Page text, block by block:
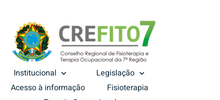
Institucional
Legislação
Acesso à informação
Fisioterapia